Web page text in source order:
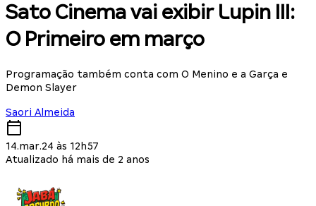
Sato Cinema vai exibir Lupin III:
O Primeiro em março
Programação também conta com O Menino e a Garça e
Demon Slayer
Saori Almeida
14.mar.24 às 12h57
Atualizado há mais de 2 anos